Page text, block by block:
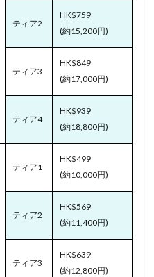
ティア2
HK$759
(約15,200円)
ティア3
HK$849
(約17,000円)
ティア4
HK$939
(約18,800円)
ティア1
HK$499
(約10,000円)
ティア2
HK$569
(約11,400円)
ティア3
HK$639
(約12,800円)